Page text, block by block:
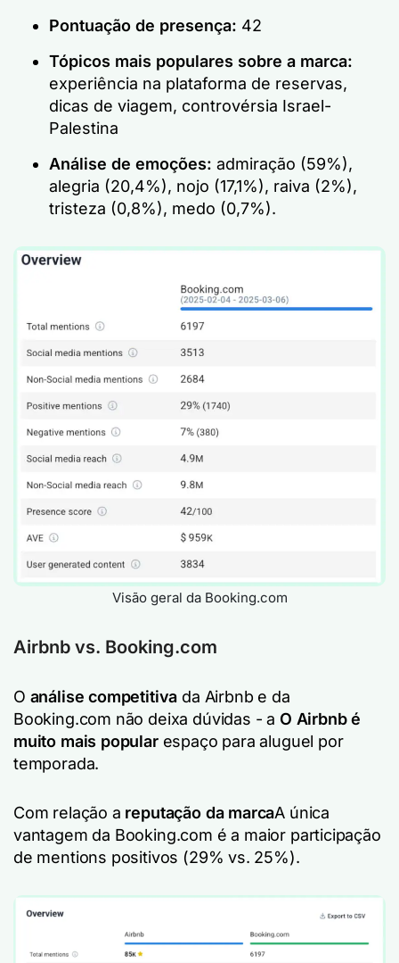
Pontuação de presença: 42
Tópicos mais populares sobre a marca:
experiência na plataforma de reservas,
dicas de viagem, controvérsia Israel-
Palestina
Análise de emoções: admiração (59%),
alegria (20,4%), nojo (17,1%), raiva (2%),
tristeza (0,8%), medo (0,7%).
Visão geral da Booking.com
Airbnb vs. Booking.com
O análise competitiva da Airbnb e da
Booking.com não deixa dúvidas - a O Airbnb é
muito mais popularespaço para aluguel por
temporada.
Com relação a reputação da marcaA única
vantagem da Booking.com é a maior participação
de mentions positivos (29% vs. 25%).